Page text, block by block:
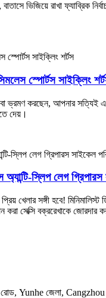
ভিজিয়ে রাখা ফ্যাব্রিক
স্পোর্টস সাইক্লিং
ভ্রমণ করছেন, আপনার সত্যিই
দেয়।
অ্যান্টি-স্লিপ লেগ
খেলার সঙ্গী হবে!
সেক্সি বক্ররেখাকে জোরদার
Yunhe জেলা, Cangzhou